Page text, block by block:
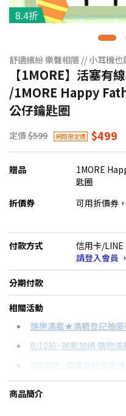
8.4折
舒適繽紛 樂聲相隨 // 小耳機也
【1MORE】活塞有
/1MORE Happy
公仔鑰匙圈
定價 $599 網路限定價 $499
贈品
1MORE
匙圈
折價券
可用折價券，
付款方式
信用卡/LINE
請登入會員
分期付款
＊實際可分期數、適用利率，
信用卡分期
分期數 每
相關活動
娛樂滿載★滿額登記抽豪
8/10前~爸氣加碼 購物
8月限定~首購登記最高
台灣大哥大Open
商品簡介